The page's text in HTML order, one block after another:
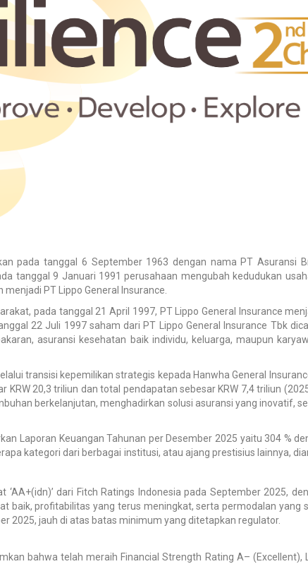
pada tanggal 6 September 1963 dengan nama PT Asuransi
tanggal 9 Januari 1991 perusahaan mengubah kedudukan
PT Lippo General Insurance.
pada tanggal 21 April 1997, PT Lippo General Insurance
22 Juli 1997 saham dari PT Lippo General Insurance Tbk
asuransi kesehatan baik individu, keluarga, maupun
transisi kepemilikan strategis kepada Hanwha General
20,3 triliun dan total pendapatan sebesar KRW 7,4 triliun
berkelanjutan, menghadirkan solusi asuransi yang inovatif,
Laporan Keuangan Tahunan per Desember 2025 yaitu 304 %
kategori dari berbagai institusi, atau ajang prestisius lainnya,
‘AA+(idn)’ dari Fitch Ratings Indonesia pada September 2025,
baik, profitabilitas yang terus meningkat, serta permodalan yang
2025, jauh di atas batas minimum yang ditetapkan regulator.
bahwa telah meraih Financial Strength Rating A– (Excellent),